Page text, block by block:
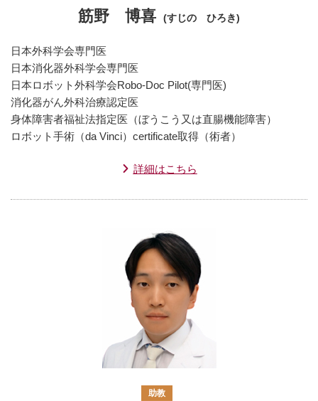
筋野 博喜 (すじの ひろき)
日本外科学会専門医
日本消化器外科学会専門医
日本ロボット外科学会Robo-Doc Pilot(専門医)
消化器がん外科治療認定医
身体障害者福祉法指定医（ぼうこう又は直腸機能障害）
ロボット手術（da Vinci）certificate取得（術者）
詳細はこちら
助教